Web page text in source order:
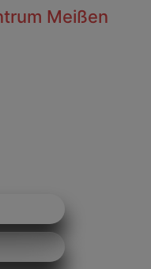
Meißen